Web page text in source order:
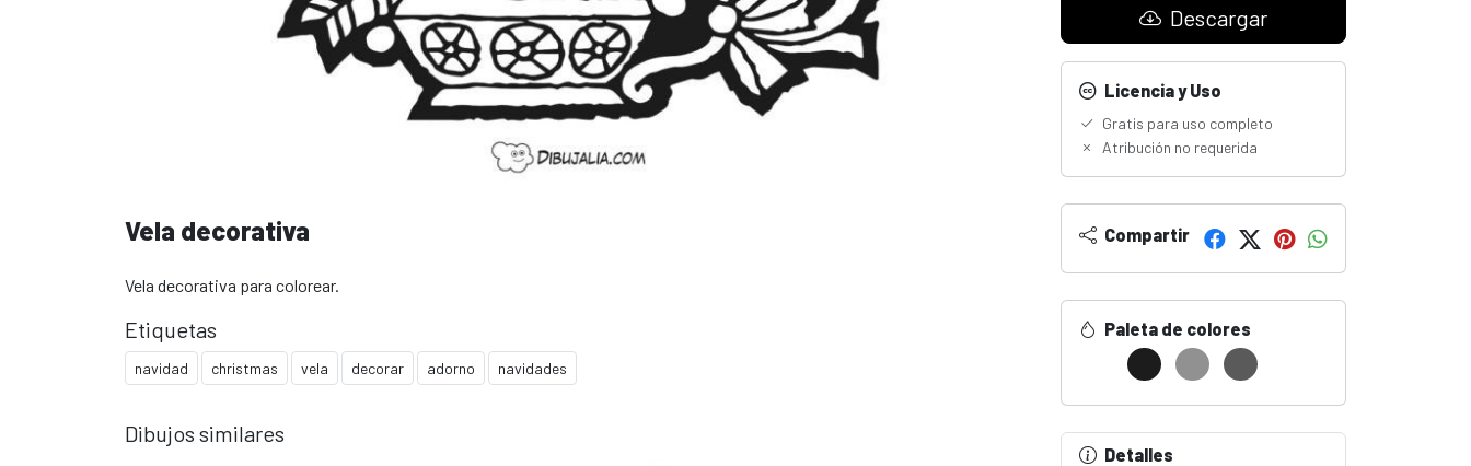
Vela decorativa
Vela decorativa para colorear.
Etiquetas
navidad christmas vela decorar adorno navidades
Dibujos similares
Descargar
Licencia y Uso
Gratis para uso completo
Atribución no requerida
Compartir
Paleta de colores
Detalles